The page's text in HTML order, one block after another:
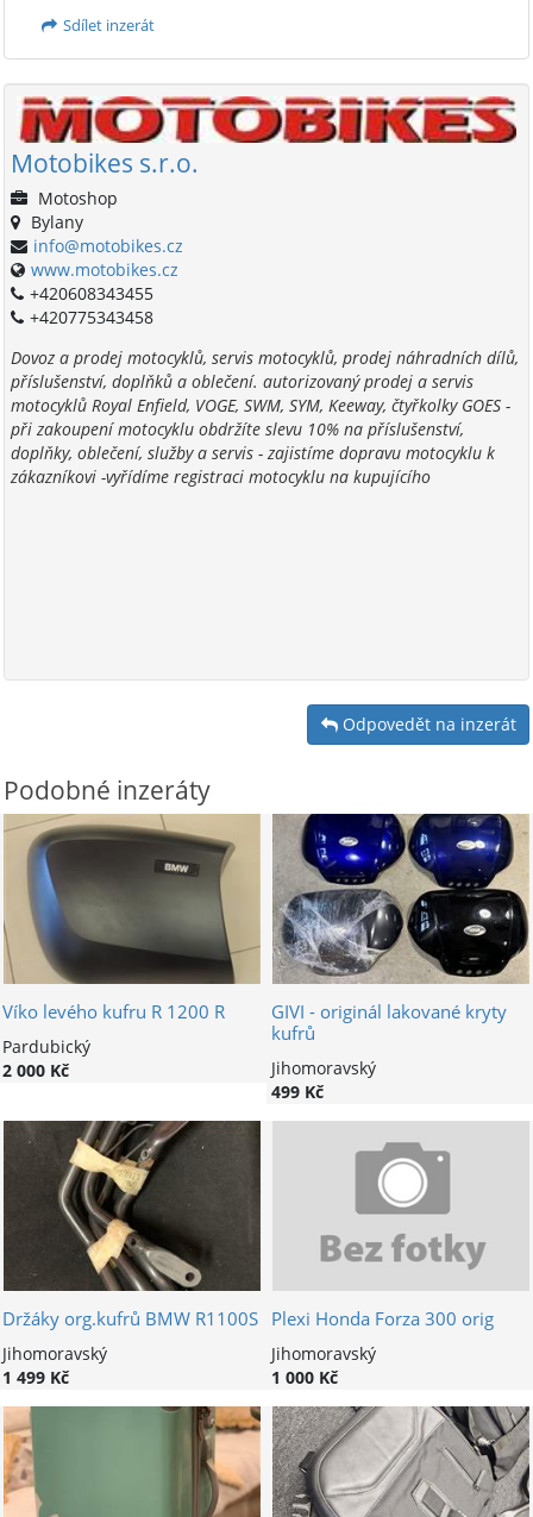
Sdílet inzerát
Motobikes s.r.o.
Motoshop
Bylany
info@motobikes.cz
www.motobikes.cz
+420608343455
+420775343458
Dovoz a prodej motocyklů, servis motocyklů, prodej náhradních dílů,
příslušenství, doplňků a oblečení. autorizovaný prodej a servis
motocyklů Royal Enfield, VOGE, SWM, SYM, Keeway, čtyřkolky GOES -
při zakoupení motocyklu obdržíte slevu 10% na příslušenství,
doplňky, oblečení, služby a servis - zajistíme dopravu motocyklu k
zákazníkovi -vyřídíme registraci motocyklu na kupujícího
Odpovedět na inzerát
Podobné inzeráty
Víko levého kufru R 1200 R
Pardubický
2 000 Kč
GIVI - originál lakované kryty
kufrů
Jihomoravský
499 Kč
Držáky org.kufrů BMW R1100S
Jihomoravský
1 499 Kč
Plexi Honda Forza 300 orig
Jihomoravský
1 000 Kč